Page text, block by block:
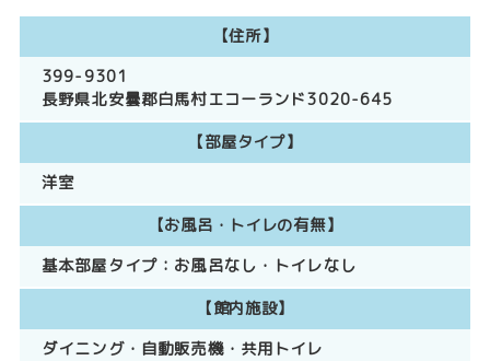
【住所】
399-9301
長野県北安曇郡白馬村エコーランド3020-645
【部屋タイプ】
洋室
【お風呂・トイレの有無】
基本部屋タイプ： お風呂なし
トイレなし
【館内施設】
ダイニング
自動販売機
共用トイレ